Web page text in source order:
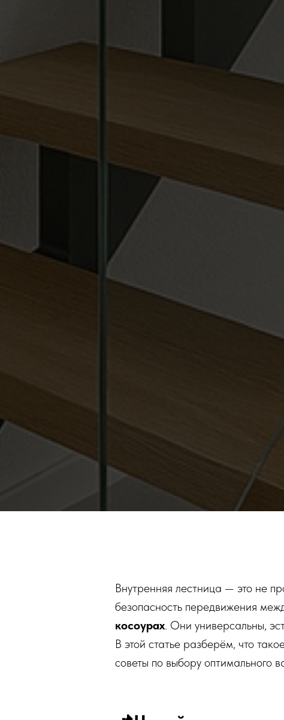
Внутренняя лестница — это не
безопасность передвижения
косоурах. Они универсальны,
В этой статье разберём, что
советы по выбору оптимального